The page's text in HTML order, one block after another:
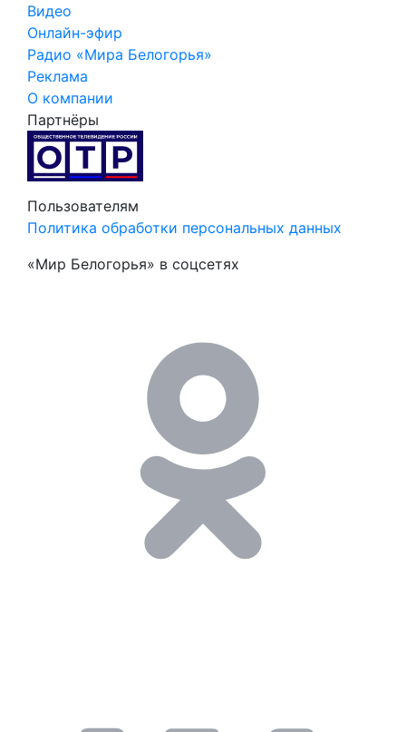
Видео
Онлайн-эфир
Радио «Мира Белогорья»
Реклама
О компании
Партнёры
Пользователям
Политика обработки персональных данных
«Мир Белогорья» в соцсетях